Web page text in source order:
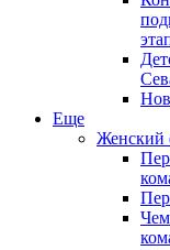
Еще
Женский